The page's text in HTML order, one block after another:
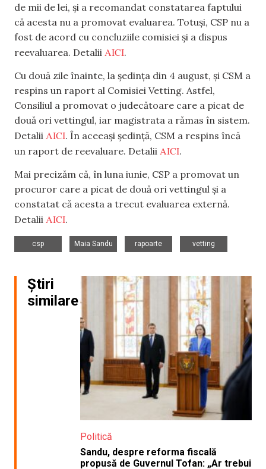
de mii de lei, și a recomandat constatarea faptului
că acesta nu a promovat evaluarea. Totuși, CSP nu a
fost de acord cu concluziile comisiei și a dispus
reevaluarea. Detalii AICI.
Cu două zile înainte, la ședința din 4 august, și CSM a
respins un raport al Comisiei Vetting. Astfel,
Consiliul a promovat o judecătoare care a picat de
două ori vettingul, iar magistrata a rămas în sistem.
Detalii AICI. În aceeași ședință, CSM a respins încă
un raport de reevaluare. Detalii AICI.
Mai precizăm că, în luna iunie, CSP a promovat un
procuror care a picat de două ori vettingul și a
constatat că acesta a trecut evaluarea externă.
Detalii AICI.
csp
Maia Sandu
rapoarte
vetting
Știri
similare
Politică
Sandu, despre reforma fiscală
propusă de Guvernul Tofan: „Ar trebui